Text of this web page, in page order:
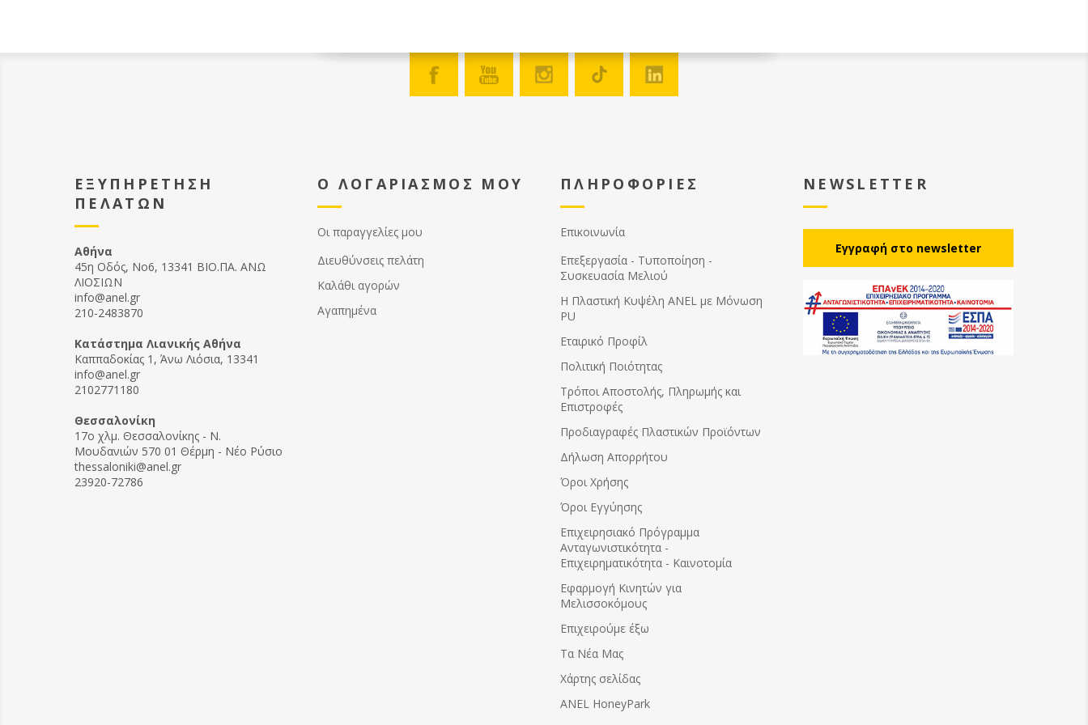
ΕΞΥΠΗΡΕΤΗΣΗ
ΠΕΛΑΤΩΝ
Αθήνα
45η Οδός, Νο6, 13341 ΒΙΟ.ΠΑ. ΑΝΩ
ΛΙΟΣΙΩΝ
info@anel.gr
210-2483870
Kατάστημα Λιανικής Αθήνα
Καππαδοκίας 1, Άνω Λιόσια, 13341
info@anel.gr
2102771180
Θεσσαλονίκη
17ο χλμ. Θεσσαλονίκης - Ν.
Μουδανιών 570 01 Θέρμη - Νέο Ρύσιο
thessaloniki@anel.gr
23920-72786
Ο ΛΟΓΑΡΙΑΣΜΟΣ ΜΟΥ
Οι παραγγελίες μου
Διευθύνσεις πελάτη
Καλάθι αγορών
Αγαπημένα
ΠΛΗΡΟΦΟΡΙΕΣ
Επικοινωνία
Επεξεργασία - Τυποποίηση -
Συσκευασία Μελιού
Η Πλαστική Κυψέλη ANEL με Μόνωση
PU
Εταιρικό Προφίλ
Πολιτική Ποιότητας
Τρόποι Αποστολής, Πληρωμής και
Επιστροφές
Προδιαγραφές Πλαστικών Προϊόντων
Δήλωση Απορρήτου
Όροι Χρήσης
Όροι Εγγύησης
Eπιχειρησιακό Πρόγραμμα
Ανταγωνιστικότητα -
Επιχειρηματικότητα - Καινοτομία
Εφαρμογή Κινητών για
Μελισσοκόμους
Επιχειρούμε έξω
Τα Νέα Μας
Χάρτης σελίδας
ANEL HoneyPark
NEWSLETTER
Eγγραφή στο newsletter